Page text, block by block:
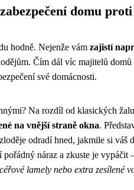
domu
hodně. Nejenže vám zajistí
Čím dál víc majitelů
své domácnosti.
Na rozdíl od klasických
na vnější straně okna.
odradí hned, jakmile si váš
náraz a zkuste je vypáčit
lamely nebo extra zesílené